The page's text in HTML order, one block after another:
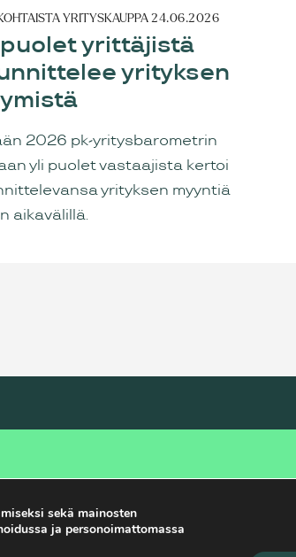
YRITYSKAUPPA 24.06.2026
yrittäjistä
yrityksen
2026 pk-yritysbarometrin
yli puolet vastaajista kertoi
yrityksen myyntiä
aikavälillä.
sekä mainosten
ja personoimattomassa